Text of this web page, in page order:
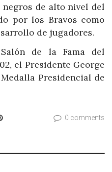
de alto nivel del
por los Bravos como
de jugadores.
de la Fama del
el Presidente George
Presidencial de
Pinterest 0 comments